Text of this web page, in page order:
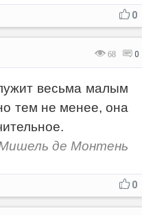
0
68 0
весьма малым
тем не менее, она
де Монтень
0